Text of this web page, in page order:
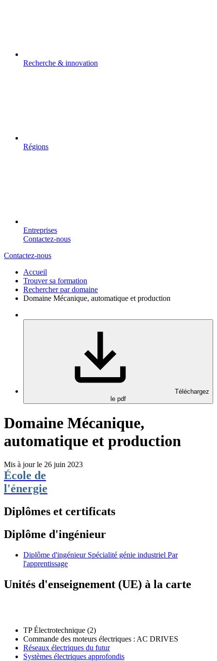
Recherche & innovation
Régions
Entreprises
Contactez-nous
Contactez-nous
Accueil
Trouver sa formation
Rechercher par domaine
Domaine Mécanique, automatique et production
Téléchargez
le pdf
Domaine Mécanique,
automatique et production
Mis à jour le 26 juin 2023
École de
l'énergie
Diplômes et certificats
Diplôme d'ingénieur
Diplôme d'ingénieur Spécialité génie industriel Par
l'apprentissage
Unités d'enseignement (UE) à la carte
TP Électrotechnique (2)
Commande des moteurs électriques : AC DRIVES
Réseaux électriques du futur
Systèmes électriques approfondis